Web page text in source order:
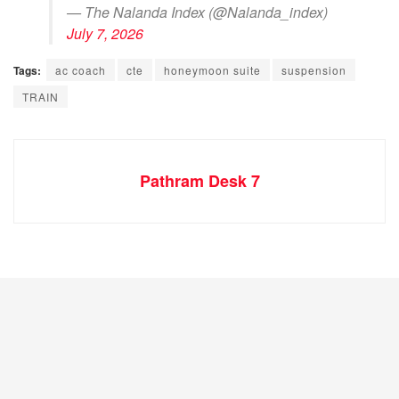
— The Nalanda Index (@Nalanda_index)
July 7, 2026
Tags: ac coach cte honeymoon suite
suspension
TRAIN
Pathram Desk 7